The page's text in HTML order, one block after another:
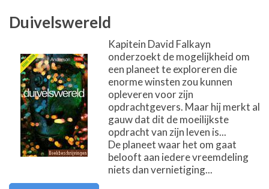
Duivelswereld
Kapitein David Falkayn
onderzoekt de mogelijkheid om
een planeet te exploreren die
enorme winsten zou kunnen
opleveren voor zijn
opdrachtgevers. Maar hij merkt al
gauw dat dit de moeilijkste
opdracht van zijn leven is...
De planeet waar het om gaat
belooft aan iedere vreemdeling
niets dan vernietiging...